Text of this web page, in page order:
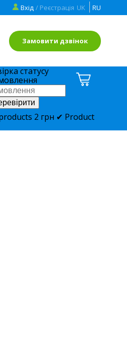
Вхід / Реєстрація UK RU
Замовити дзвінок
статусу
2 грн ✔ Product